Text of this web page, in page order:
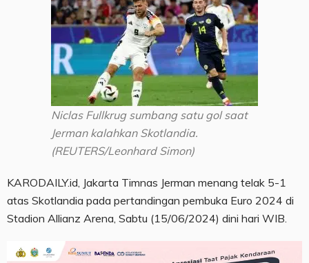
Niclas Fullkrug sumbang satu gol saat
Jerman kalahkan Skotlandia.
(REUTERS/Leonhard Simon)
KARODAILY.id, Jakarta Timnas Jerman menang telak 5-1
atas Skotlandia pada pertandingan pembuka Euro 2024 di
Stadion Allianz Arena, Sabtu (15/06/2024) dini hari WIB.